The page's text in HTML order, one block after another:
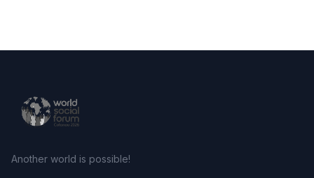
Another world is possible!